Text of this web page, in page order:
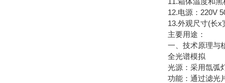
12.电源：220V
13.外观尺寸(长x
主要用途：
一、技术原理与
全光谱模拟
光源：采用氙弧
功能：通过滤光